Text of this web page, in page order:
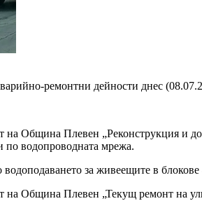
ремонтни дейности днес
на Община Плевен „Реконструкция
по водопроводната мрежа.
за живеещите в блокове
на Община Плевен „Текущ ремонт на